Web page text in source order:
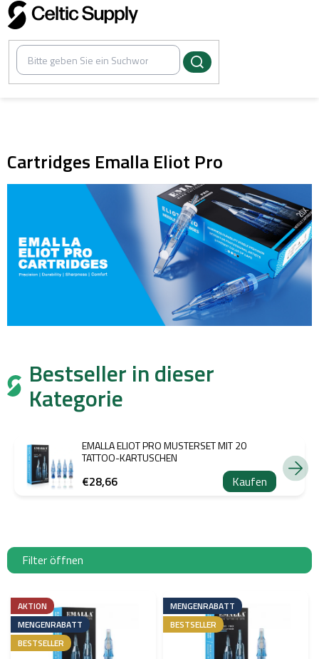
Zum
Inhalt
springen
Cartridges Emalla Eliot Pro
Bestseller in dieser
Kategorie
EMALLA ELIOT PRO MUSTERSET MIT 20
TATTOO-KARTUSCHEN
€28,66 Kaufen
Filter öffnen
L
t
AKTION
MENGENRABATT
BESTSELLER
MENGENRABATT
BESTSELLER